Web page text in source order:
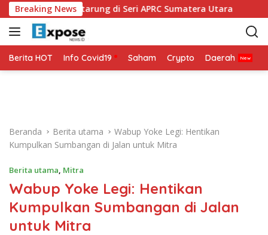
a
g
u
Breaking News
Siap Bertarung di Seri APRC Sumatera Utara
Berita HOT Info Covid19 Saham Crypto Daerah
Beranda Berita utama
Wabup Yoke Legi: Hentikan
Kumpulkan Sumbangan di Jalan untuk Mitra
Berita utama, Mitra
Wabup Yoke Legi: Hentikan
Kumpulkan Sumbangan di Jalan
untuk Mitra